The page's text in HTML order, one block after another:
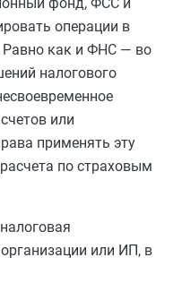
операции в
Равно как и ФНС — во
налогового
или
применять эту
по страховым
или ИП, в